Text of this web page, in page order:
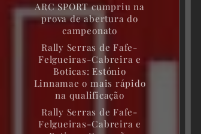
ARC SPORT cumpriu na
prova de abertura do
campeonato
Rally Serras de Fafe-
Felgueiras-Cabreira e
Boticas: Estónio
Linnamae o mais rápido
na qualificação
Rally Serras de Fafe-
Felgueiras-Cabreira e